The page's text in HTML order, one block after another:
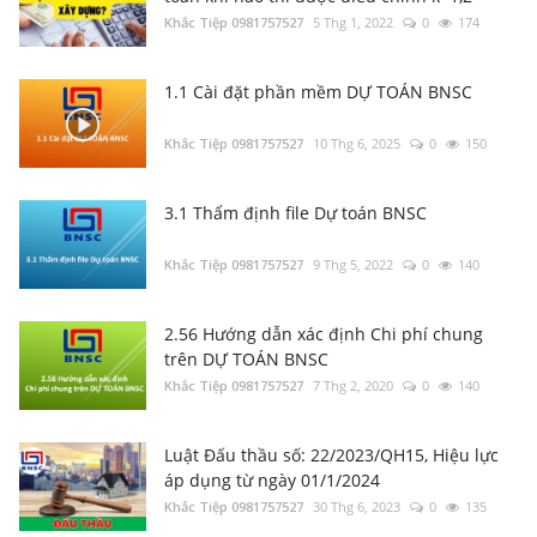
Khắc Tiệp 0981757527 5 Thg 1, 2022 0 174
1.1 Cài đặt phần mềm DỰ TOÁN BNSC
Khắc Tiệp 0981757527 10 Thg 6, 2025 0 150
3.1 Thẩm định file Dự toán BNSC
Khắc Tiệp 0981757527 9 Thg 5, 2022 0 140
2.56 Hướng dẫn xác định Chi phí chung
trên DỰ TOÁN BNSC
Khắc Tiệp 0981757527 7 Thg 2, 2020 0 140
Luật Đấu thầu số: 22/2023/QH15, Hiệu lực
áp dụng từ ngày 01/1/2024
Khắc Tiệp 0981757527 30 Thg 6, 2023 0 135